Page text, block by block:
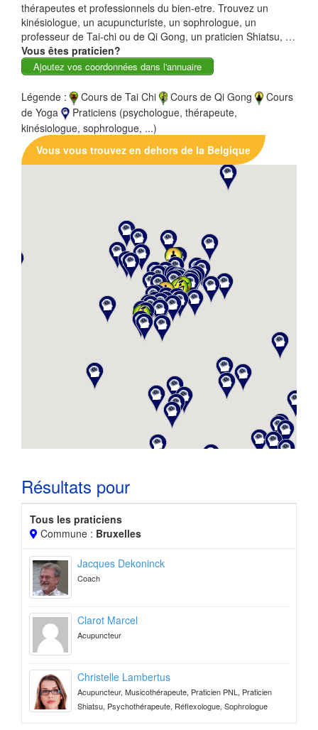
thérapeutes et professionnels du bien-etre. Trouvez un
kinésiologue, un acupuncturiste, un sophrologue, un
professeur de Tai-chi ou de Qi Gong, un praticien Shiatsu, …
Vous êtes praticien?
Ajoutez vos coordonnées dans l'annuaire
Légende : Cours de Tai Chi Cours de Qi Gong
Cours
de Yoga
Praticiens (psychologue, thérapeute,
kinésiologue, sophrologue, ...)
Vous vous trouvez en dehors de la Belgique
Résultats pour
Tous les praticiens
Commune : Bruxelles
Jacques Dekoninck
Coach
Clarot Marcel
Acupuncteur
Christelle Lambertus
Acupuncteur, Musicothérapeute, Praticien PNL, Praticien
Shiatsu, Psychothérapeute, Réflexologue, Sophrologue